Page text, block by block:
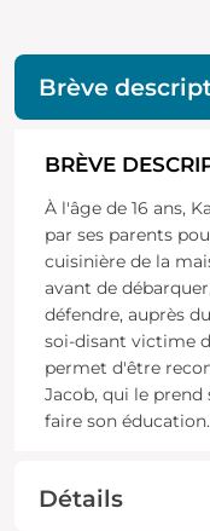
Brève
BRÈVE
À l'âge de 16 ans,
par ses parents
cuisinière de la
avant de
défendre, auprès
soi-disant victime
permet d'être
Jacob, qui le
faire son
Détails